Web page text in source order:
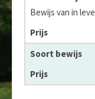
Bewijs van in